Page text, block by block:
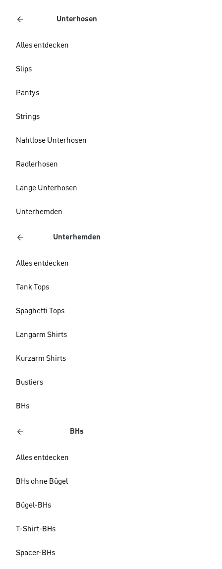
Unterhosen
Alles entdecken
Slips
Pantys
Strings
Nahtlose Unterhosen
Radlerhosen
Lange Unterhosen
Unterhemden
Unterhemden
Alles entdecken
Tank Tops
Spaghetti Tops
Langarm Shirts
Kurzarm Shirts
Bustiers
BHs
BHs
Alles entdecken
BHs ohne Bügel
Bügel-BHs
T-Shirt-BHs
Spacer-BHs